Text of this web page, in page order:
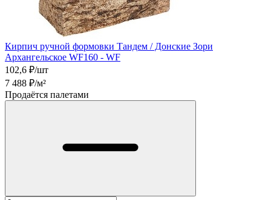
Кирпич ручной формовки Тандем / Донские Зори
Архангельское WF160 - WF
102,6 ₽/шт
7 488 ₽/м²
Продаётся палетами